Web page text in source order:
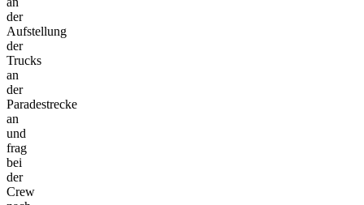
der
Aufstellung
der
Trucks
an
der
Paradestrecke
an
und
frag
bei
der
Crew